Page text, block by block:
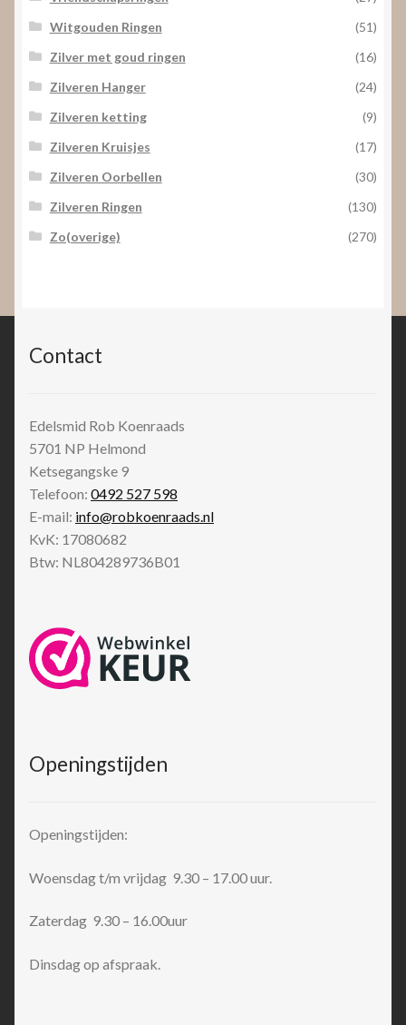
Witgouden Ringen
(51)
Zilver met goud ringen
(16)
Zilveren Hanger
(24)
Zilveren ketting
(9)
Zilveren Kruisjes
(17)
Zilveren Oorbellen
(30)
Zilveren Ringen
(130)
Zo(overige)
(270)
Contact
Edelsmid Rob Koenraads
5701 NP Helmond
Ketsegangske 9
Telefoon: 0492 527 598
E-mail: info@robkoenraads.nl
KvK: 17080682
Btw: NL804289736B01
Openingstijden
Openingstijden:
Woensdag t/m vrijdag 9.30 – 17.00 uur.
Zaterdag 9.30 – 16.00uur
Dinsdag op afspraak.